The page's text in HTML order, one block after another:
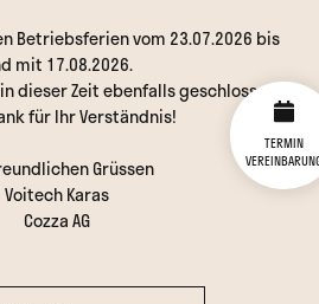
R10 B
R10 B
Betriebsferien vom 23.07.2026 bis
mit 17.08.2026.
dieser Zeit ebenfalls geschlossen.
für Ihr Verständnis!
Grüssen
Voitech Karas
Cozza AG
TERMIN